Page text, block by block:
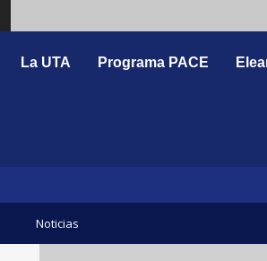
La UTA Programa PACE
Noticias